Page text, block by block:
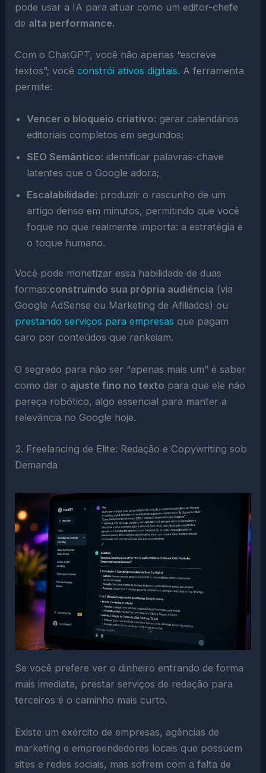
pode usar a IA para atuar como um editor-chefe
de alta performance.
Com o ChatGPT, você não apenas “escreve
textos”; vocêconstrói ativos digitais. A ferramenta
permite:
Vencer o bloqueio criativo: gerar calendários
editoriais completos em segundos;
SEO Semântico: identificar palavras-chave
latentes que o Google adora;
Escalabilidade: produzir o rascunho de um
artigo denso em minutos, permitindo que você
foque no que realmente importa: a estratégia e
o toque humano.
Você pode monetizar essa habilidade de duas
formas:construindo sua própria audiência (via
Google AdSense ou Marketing de Afiliados) ou
prestando serviços para empresas que pagam
caro por conteúdos que rankeiam.
O segredo para não ser “apenas mais um” é saber
como dar o ajuste fino no texto para que ele não
pareça robótico, algo essencial para manter a
relevância no Google hoje.
2. Freelancing de Elite: Redação e Copywriting sob
Demanda
Se você prefere ver o dinheiro entrando de forma
mais imediata, prestar serviços de redação para
terceiros é o caminho mais curto.
Existe um exército de empresas, agências de
marketing e empreendedores locais que possuem
sites e redes sociais, mas sofrem com a falta de